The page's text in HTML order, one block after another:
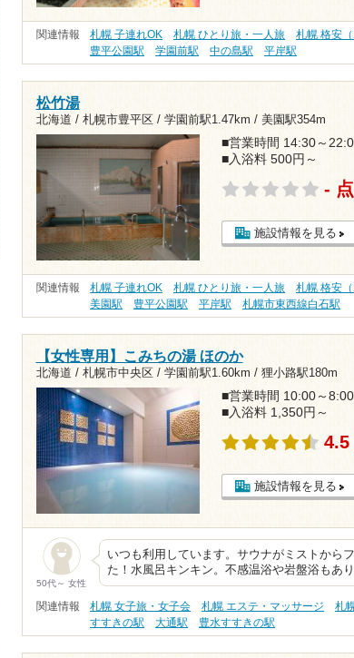
関連情報 札幌 子連れOK 札幌 ひとり旅・一人旅 札幌 格安（
豊平公園駅
学園前駅 中の島駅 平岸駅
松竹湯
北海道 / 札幌市豊平区 / 学園前駅1.47km / 美園駅354m
■営業時間 14:30～
■入浴料 500円～
- 点
施設情報を見る
関連情報 札幌 子連れOK 札幌 ひとり旅・一人旅 札幌 格安（
美園駅
豊平公園駅 平岸駅 札幌市東西線白石駅
【女性専用】こみちの湯 ほのか
北海道 / 札幌市中央区 / 学園前駅1.60km / 狸小路駅180m
■営業時間 10:00～8:00
■入浴料 1,350円～
4.5
施設情報を見る
50代～ 女性
いつも利用しています。サウナがミストから
た！水風呂キンキン。不感温浴や岩盤浴もあ
関連情報 札幌 女子旅・女子会 札幌 エステ・マッサージ 札
すすきの駅
大通駅 豊水すすきの駅